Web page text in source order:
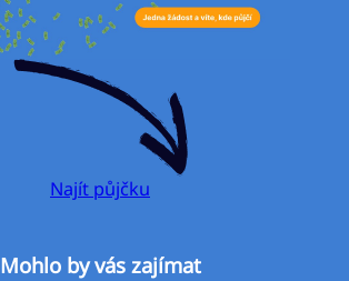
Najít půjčku
Mohlo by vás zajímat